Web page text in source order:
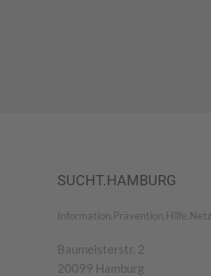
SUCHT.HAMBURG
Baumeisterstr. 2
20099 Hamburg